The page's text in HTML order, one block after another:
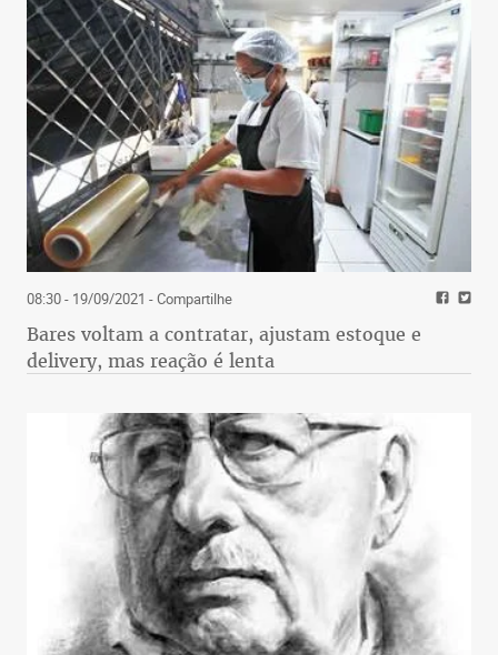
08:30 - 19/09/2021 - Compartilhe
Bares voltam a contratar, ajustam estoque e
delivery, mas reação é lenta